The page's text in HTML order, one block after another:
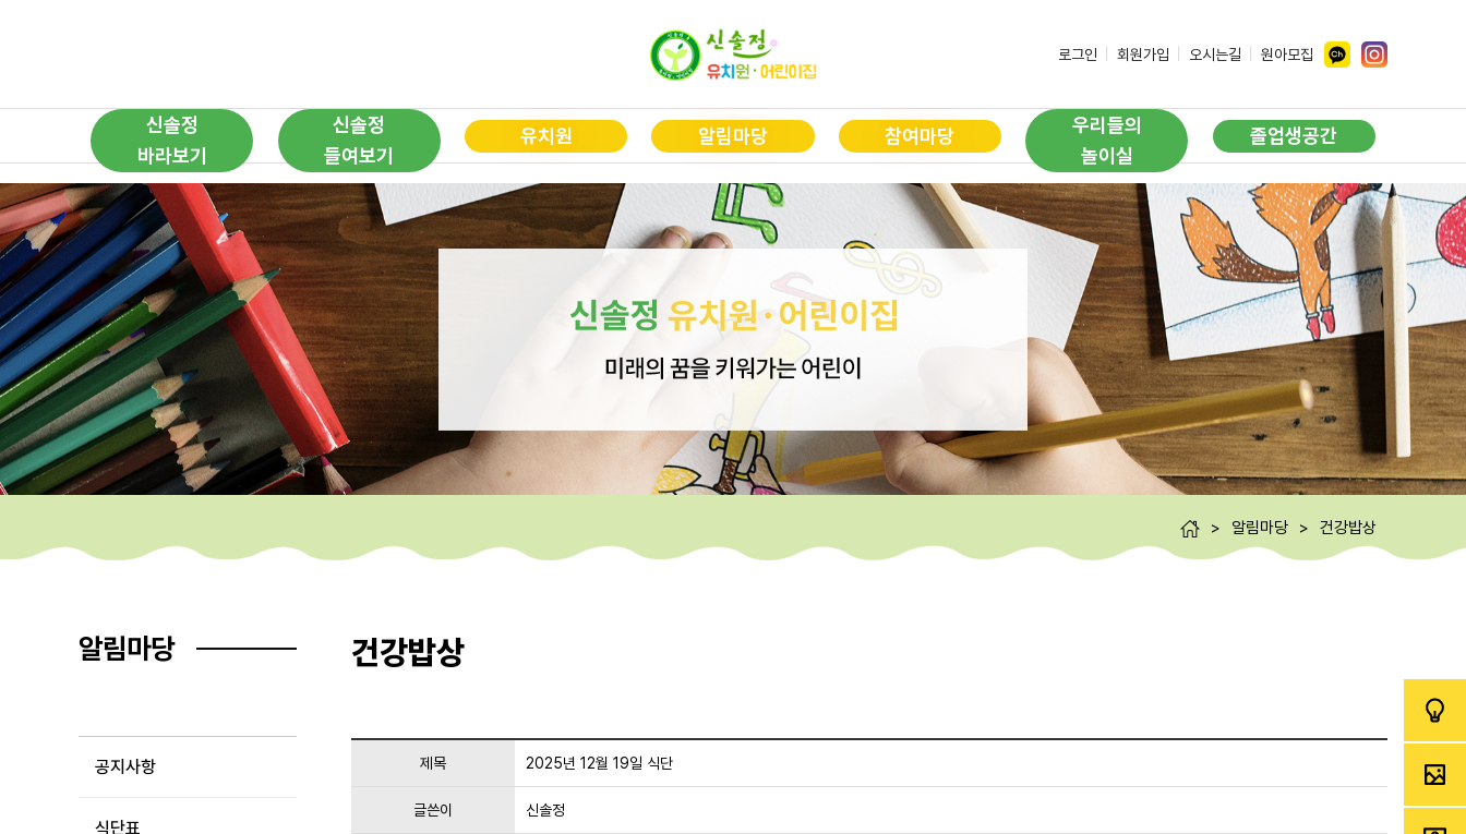
로그인 회원가입 오시는길 원아모집
신솔정
바라보기
신솔정
들여보기
유치원 알림마당 참여마당
우리들의
놀이실
졸업생공간
> 알림마당 > 건강밥상
알림마당
공지사항
식단표
건강밥상
제목 2025년 12월 19일 식단
글쓴이 신솔정